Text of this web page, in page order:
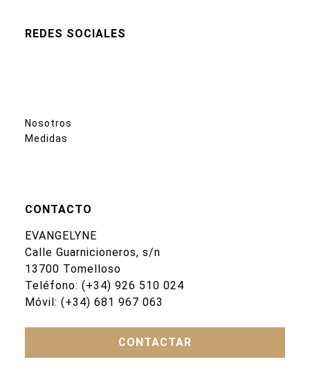
REDES SOCIALES
Nosotros
Medidas
CONTACTO
EVANGELYNE
Calle Guarnicioneros, s/n
13700 Tomelloso
Teléfono: (+34) 926 510 024
Móvil: (+34) 681 967 063
CONTACTAR